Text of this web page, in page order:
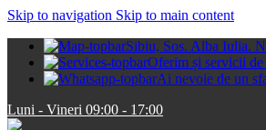
Skip to navigation Skip to main content
Sibiu, Sos. Alba Iulia.
Oferim și servicii de
Ai nevoie de un
Luni - Vineri 09:00 - 17:00